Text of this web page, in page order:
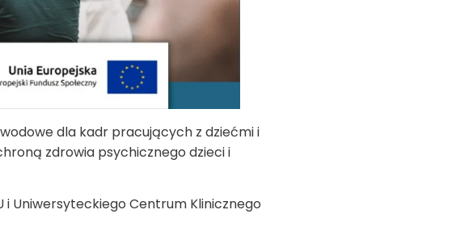
dla kadr pracujących z dziećmi i
zdrowia psychicznego dzieci i
Uniwersyteckiego Centrum Klinicznego